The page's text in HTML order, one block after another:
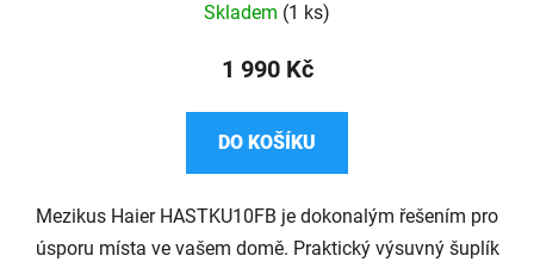
Skladem (1 ks)
1 990 Kč
DO KOŠÍKU
Mezikus Haier HASTKU10FB je dokonalým řešením pro
úsporu místa ve vašem domě. Praktický výsuvný šuplík